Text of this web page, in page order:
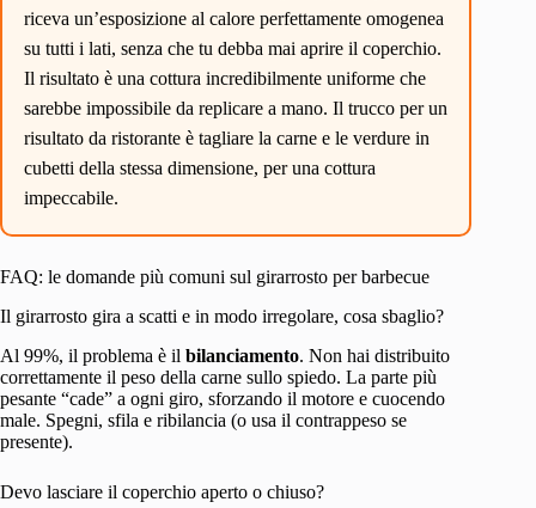
riceva un’esposizione al calore perfettamente omogenea
su tutti i lati, senza che tu debba mai aprire il coperchio.
Il risultato è una cottura incredibilmente uniforme che
sarebbe impossibile da replicare a mano. Il trucco per un
risultato da ristorante è tagliare la carne e le verdure in
cubetti della stessa dimensione, per una cottura
impeccabile.
FAQ: le domande più comuni sul girarrosto per barbecue
Il girarrosto gira a scatti e in modo irregolare, cosa sbaglio?
Al 99%, il problema è il bilanciamento. Non hai distribuito
correttamente il peso della carne sullo spiedo. La parte più
pesante “cade” a ogni giro, sforzando il motore e cuocendo
male. Spegni, sfila e ribilancia (o usa il contrappeso se
presente).
Devo lasciare il coperchio aperto o chiuso?